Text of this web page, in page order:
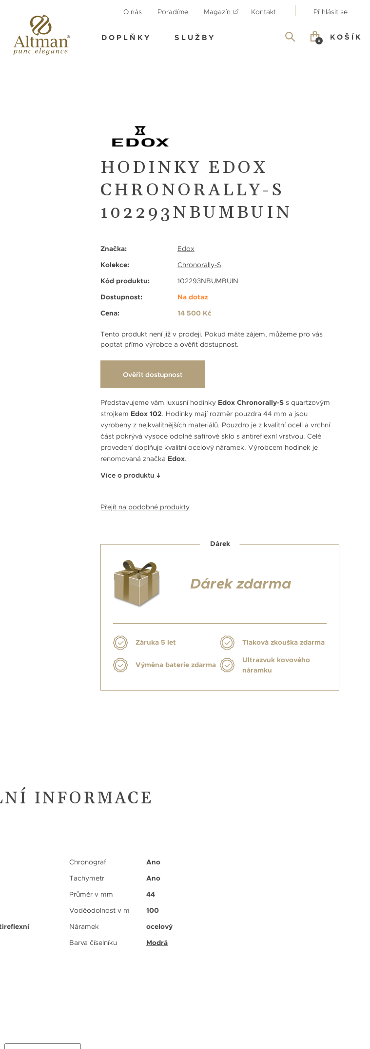
O nás Poradíme Magazín Kontakt Přihlásit se
DOPLŇKY SLUŽBY KOŠÍK
0
HODINKY EDOX
CHRONORALLY-S
102293NBUMBUIN
Značka:
Edox
Kolekce:
Chronorally-S
Kód produktu:
102293NBUMBUIN
Dostupnost:
Na dotaz
Cena:
14 500 Kč
Tento produkt není již v prodeji. Pokud máte zájem, můžeme pro vás
poptat přímo výrobce a ověřit dostupnost.
Ověřit dostupnost
Představujeme vám luxusní hodinky Edox Chronorally-S s quartzovým
strojkem Edox 102. Hodinky mají rozměr pouzdra 44 mm a jsou
vyrobeny z nejkvalitnějších materiálů. Pouzdro je z kvalitní oceli a vrchní
část pokrývá vysoce odolné safírové sklo s antireflexní vrstvou. Celé
provedení doplňuje kvalitní ocelový náramek. Výrobcem hodinek je
renomovaná značka Edox.
Více o produktu
Přejít na podobné produkty
Dárek
Dárek zdarma
Záruka 5 let Tlaková zkouška zdarma
Výměna baterie zdarma
Ultrazvuk kovového
náramku
INFORMACE
Chronograf
Ano
Tachymetr
Ano
Průměr v mm
44
Voděodolnost v m
100
Náramek
ocelový
Barva číselníku
Modrá